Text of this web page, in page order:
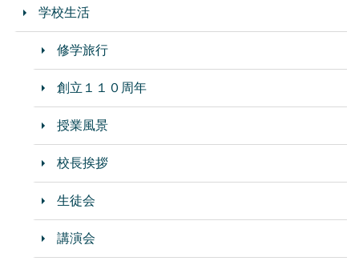
学校生活
修学旅行
創立１１０周年
授業風景
校長挨拶
生徒会
講演会